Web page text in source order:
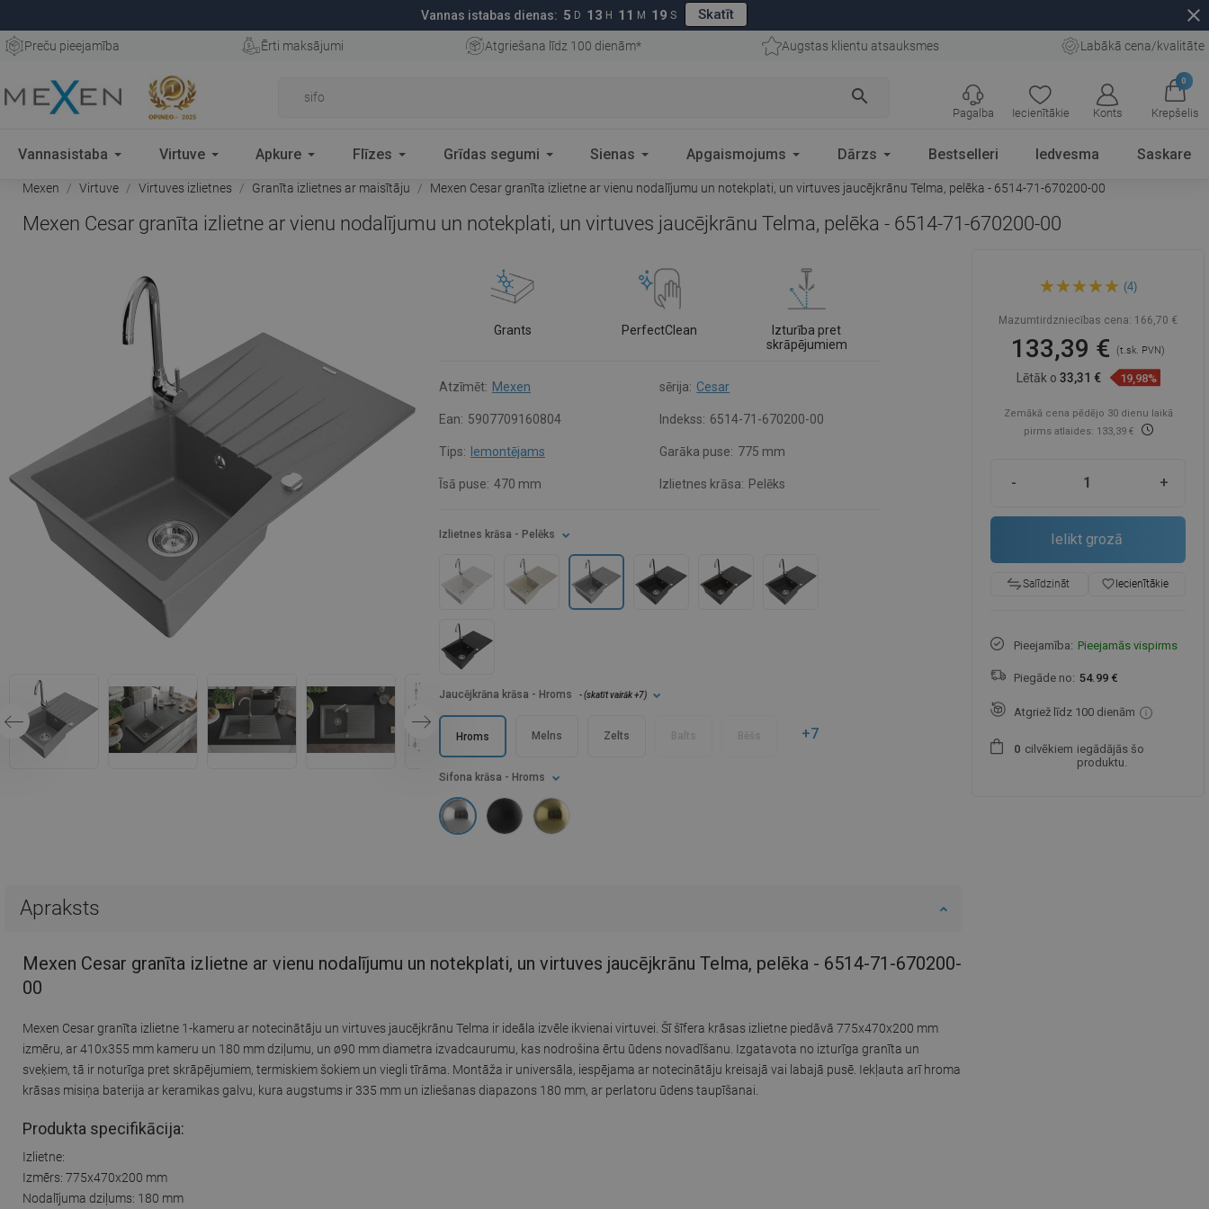
Vannas istabas dienas: 5 D 13 H 11 M 19 S Skatīt close
Preču pieejamība Ērti maksājumi Atgriešana līdz 100 dienām* Augstas klientu atsauksmes Labākā cena/kvalitāte
search
Iecienītākie Konts
0
Krepšelis
Pagalba
Vannasistaba Virtuve Apkure Flīzes Grīdas segumi Sienas Apgaismojums Dārzs Bestselleri Iedvesma Saskare
Mexen Virtuve Virtuves izlietnes Granīta izlietnes ar maisītāju Mexen Cesar granīta izlietne ar vienu nodalījumu un notekplati, un virtuves jaucējkrānu Telma, pelēka - 6514-71-670200-00
Mexen Cesar granīta izlietne ar vienu nodalījumu un notekplati, un virtuves jaucējkrānu Telma, pelēka - 6514-71-670200-00
Grants PerfectClean
Izturība pret
skrāpējumiem
Atzīmēt: Mexen sērija: Cesar
Ean: 5907709160804 Indekss: 6514-71-670200-00
Tips: Iemontējams Garāka puse: 775 mm
Īsā puse: 470 mm Izlietnes krāsa: Pelēks
Sifona krāsa - Hroms
Izlietnes krāsa - Pelēks
Jaucējkrāna krāsa - Hroms - (skatīt vairāk+7)
Balts
Hroms Melns Zelts Bēšs +7
Apraksts
Mexen Cesar granīta izlietne ar vienu nodalījumu un notekplati, un virtuves jaucējkrānu Telma, pelēka - 6514-71-670200-
00
Mexen Cesar granīta izlietne 1-kameru ar notecinātāju un virtuves jaucējkrānu Telma ir ideāla izvēle ikvienai virtuvei. Šī šīfera krāsas izlietne piedāvā 775x470x200 mm
izmēru, ar 410x355 mm kameru un 180 mm dziļumu, un ø90 mm diametra izvadcaurumu, kas nodrošina ērtu ūdens novadīšanu. Izgatavota no izturīga granīta un
sveķiem, tā ir noturīga pret skrāpējumiem, termiskiem šokiem un viegli tīrāma. Montāža ir universāla, iespējama ar notecinātāju kreisajā vai labajā pusē. Iekļauta arī hroma
krāsas misiņa baterija ar keramikas galvu, kura augstums ir 335 mm un izliešanas diapazons 180 mm, ar perlatoru ūdens taupīšanai.
Produkta specifikācija:
Izlietne:
Izmērs: 775x470x200 mm
Nodalījuma dziļums: 180 mm
ar vienu nodalījumu un
jaucējkrānu Telma, pelēka -
6514-71-670200-00
(4)
Mazumtirdzniecības cena: 166,70 €
133,39 €(t.sk. PVN)
Lētāk o33,31 € 19,98%
Zemākā cena pēdējo 30 dienu laikā
pirms atlaides: 133,39 €
- +
Ielikt grozā
Salīdzināt favorite_borderIecienītākie
Pieejamība: Pieejamās vispirms
Piegāde no: 54.99 €
Atgriež līdz 100 dienām
0 cilvēkiem iegādājās šo
produktu.